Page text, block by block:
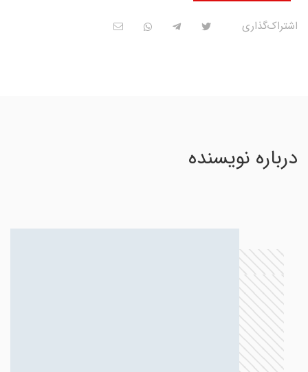
اشتراک‌گذاری
درباره نویسنده